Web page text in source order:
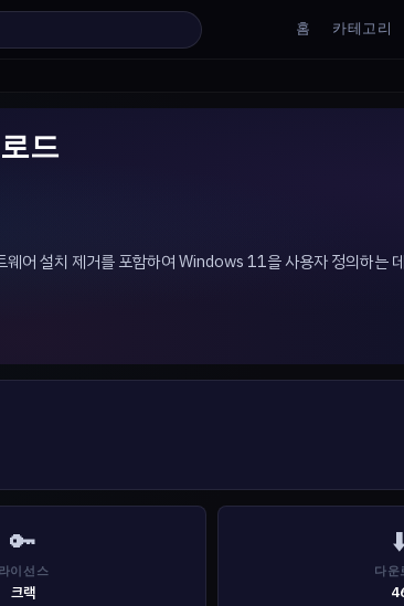
홈 카테고리
드
설치 제거를 포함하여 Windows 11을 사용자 정의하는
🔑
라이선스
크랙
다운